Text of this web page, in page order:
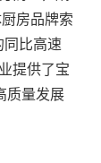
房品牌索
同比高速
提供了宝
质量发展